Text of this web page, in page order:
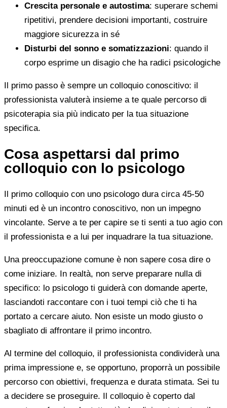
Crescita personale e autostima: superare schemi
ripetitivi, prendere decisioni importanti, costruire
maggiore sicurezza in sé
Disturbi del sonno e somatizzazioni: quando il
corpo esprime un disagio che ha radici psicologiche
Il primo passo è sempre un colloquio conoscitivo: il
professionista valuterà insieme a te quale percorso di
psicoterapia sia più indicato per la tua situazione
specifica.
Cosa aspettarsi dal primo
colloquio con lo psicologo
Il primo colloquio con uno psicologo dura circa 45-50
minuti ed è un incontro conoscitivo, non un impegno
vincolante. Serve a te per capire se ti senti a tuo agio con
il professionista e a lui per inquadrare la tua situazione.
Una preoccupazione comune è non sapere cosa dire o
come iniziare. In realtà, non serve preparare nulla di
specifico: lo psicologo ti guiderà con domande aperte,
lasciandoti raccontare con i tuoi tempi ciò che ti ha
portato a cercare aiuto. Non esiste un modo giusto o
sbagliato di affrontare il primo incontro.
Al termine del colloquio, il professionista condividerà una
prima impressione e, se opportuno, proporrà un possibile
percorso con obiettivi, frequenza e durata stimata. Sei tu
a decidere se proseguire. Il colloquio è coperto dal